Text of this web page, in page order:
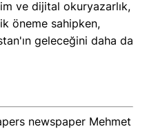
ve dijital okuryazarlık,
öneme sahipken,
geleceğini daha da
newspaper Mehmet